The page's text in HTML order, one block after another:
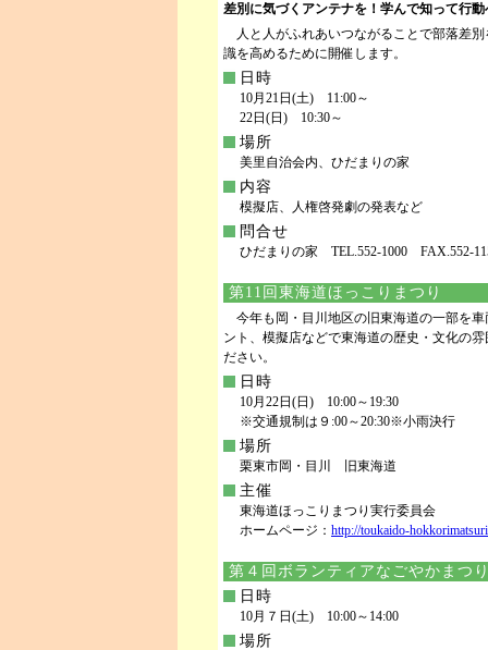
差別に気づくアンテナを！学んで知って行動
人と人がふれあいつながることで部落差
識を高めるために開催します。
日時
10月21日(土) 11:00～
22日(日) 10:30～
場所
美里自治会内、ひだまりの家
内容
模擬店、人権啓発劇の発表など
問合せ
ひだまりの家 TEL.552-1000 FAX.552-
第11回東海道ほっこりまつり
今年も岡・目川地区の旧東海道の一部を
ント、模擬店などで東海道の歴史・文化の
ださい。
日時
10月22日(日) 10:00～19:30
※交通規制は９:00～20:30※小雨決行
場所
栗東市岡・目川 旧東海道
主催
東海道ほっこりまつり実行委員会
ホームページ： http://toukaido-
第４回ボランティアなごやかまつ
日時
10月７日(土) 10:00～14:00
場所